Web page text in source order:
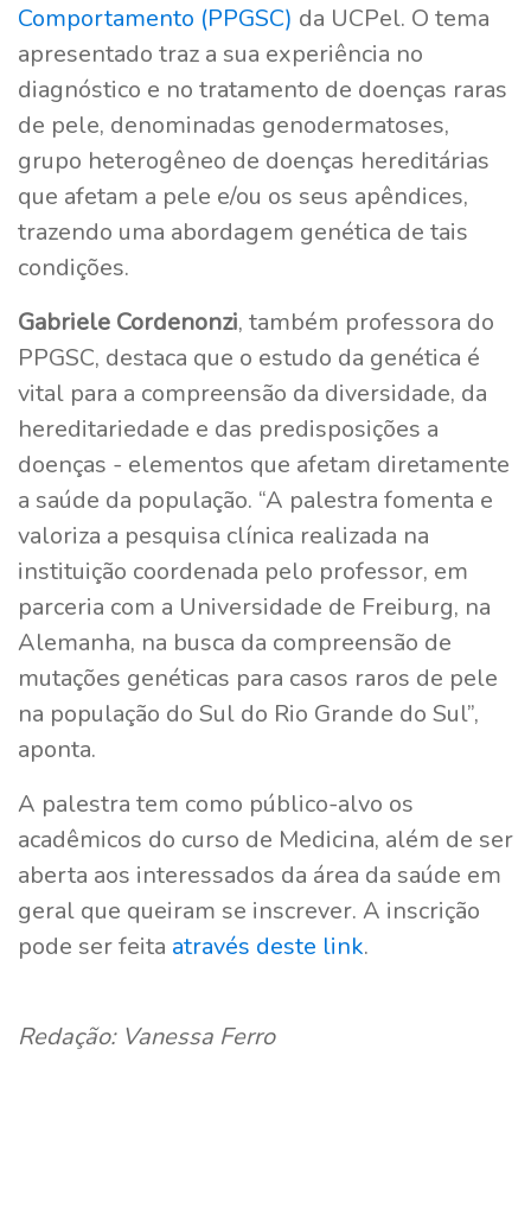
Comportamento (PPGSC) da UCPel. O tema
apresentado traz a sua experiência no
diagnóstico e no tratamento de doenças raras
de pele, denominadas genodermatoses,
grupo heterogêneo de doenças hereditárias
que afetam a pele e/ou os seus apêndices,
trazendo uma abordagem genética de tais
condições.
Gabriele Cordenonzi, também professora do
PPGSC, destaca que o estudo da genética é
vital para a compreensão da diversidade, da
hereditariedade e das predisposições a
doenças - elementos que afetam diretamente
a saúde da população. “A palestra fomenta e
valoriza a pesquisa clínica realizada na
instituição coordenada pelo professor, em
parceria com a Universidade de Freiburg, na
Alemanha, na busca da compreensão de
mutações genéticas para casos raros de pele
na população do Sul do Rio Grande do Sul”,
aponta.
A palestra tem como público-alvo os
acadêmicos do curso de Medicina, além de ser
aberta aos interessados da área da saúde em
geral que queiram se inscrever. A inscrição
pode ser feita através deste link.
Redação: Vanessa Ferro